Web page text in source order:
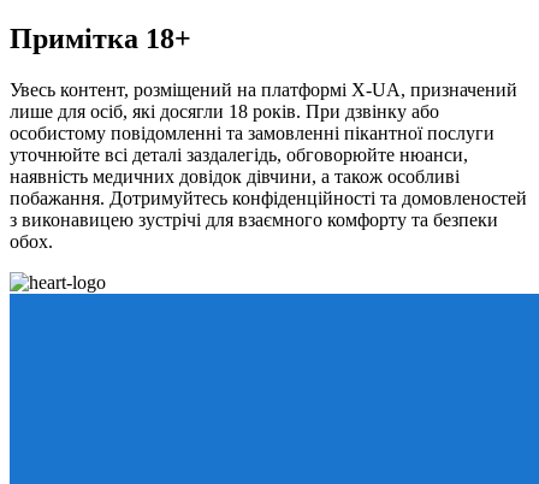
Примітка 18+
Увесь контент, розміщений на платформі X-UA, призначений
лише для осіб, які досягли 18 років. При дзвінку або
особистому повідомленні та замовленні пікантної послуги
уточнюйте всі деталі заздалегідь, обговорюйте нюанси,
наявність медичних довідок дівчини, а також особливі
побажання. Дотримуйтесь конфіденційності та домовленостей
з виконавицею зустрічі для взаємного комфорту та безпеки
обох.